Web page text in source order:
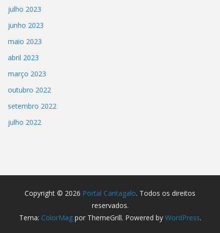
julho 2023
junho 2023
maio 2023
abril 2023
março 2023
outubro 2022
setembro 2022
julho 2022
Copyright © 2026 Portal Cantagalo. Todos os direitos
reservados.
Tema: ColorMagpor ThemeGrill. Powered by WordPress.